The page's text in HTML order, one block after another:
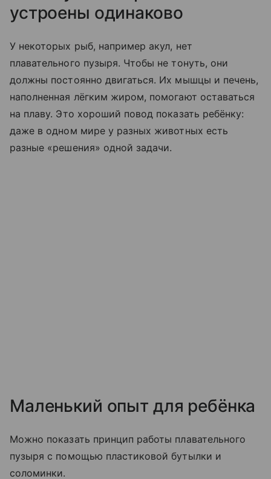
устроены одинаково
У некоторых рыб, например акул, нет
плавательного пузыря. Чтобы не тонуть, они
должны постоянно двигаться. Их мышцы и печень,
наполненная лёгким жиром, помогают оставаться
на плаву. Это хороший повод показать ребёнку:
даже в одном мире у разных животных есть
разные «решения» одной задачи.
Маленький опыт для ребёнка
Можно показать принцип работы плавательного
пузыря с помощью пластиковой бутылки и
соломинки.